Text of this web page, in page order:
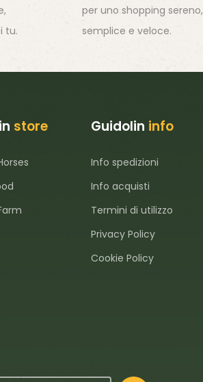
tu.
per uno shopping sereno,
semplice e veloce.
store Guidolin info
Info spedizioni
Info acquisti
Termini di utilizzo
Privacy Policy
Cookie Policy